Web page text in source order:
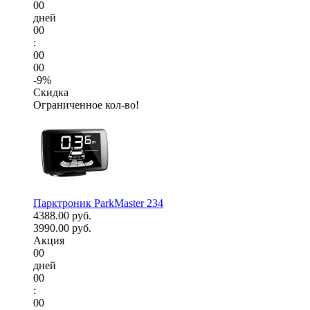
00
дней
00
:
00
00
-9%
Скидка
Ограниченное кол-во!
Парктроник ParkMaster 234
4388.00 руб.
3990.00 руб.
Акция
00
дней
00
:
00